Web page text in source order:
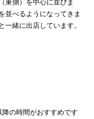
東側）を中心に並びま
並べるようになってきま
緒に出店しています。
の時間がおすすめです